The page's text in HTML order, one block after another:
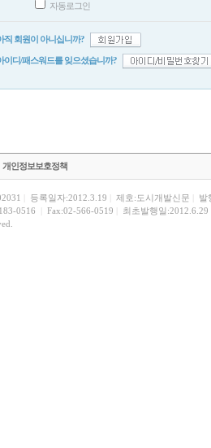
자동로그인
직 회원이 아니십니까?
이디/패스워드를 잊으셨습니까?
개인정보보호정책
등록일자:2012.3.19 제호:도시개발신문 발
0516 Fax:02-566-0519 최초발행일:2012.6.29